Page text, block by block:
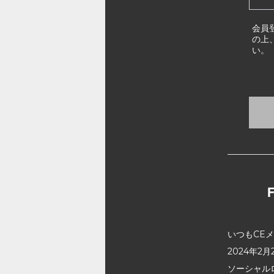
会員
の上
い。
いつもCE
2024年2月
ソーシャ